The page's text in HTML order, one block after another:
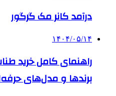
درآمد کانر مک گرگور
۱۴۰۴/۰۵/۱۴
راهنمای کامل خرید
برندها و مدل‌های